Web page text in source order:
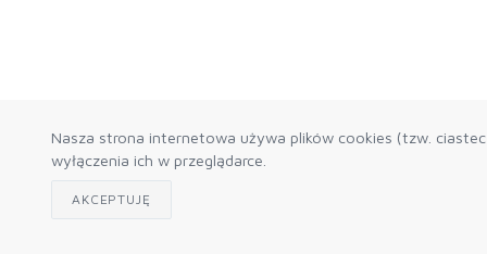
Nasza strona internetowa używa plików cookies (tzw.
wyłączenia ich w przeglądarce.
AKCEPTUJĘ